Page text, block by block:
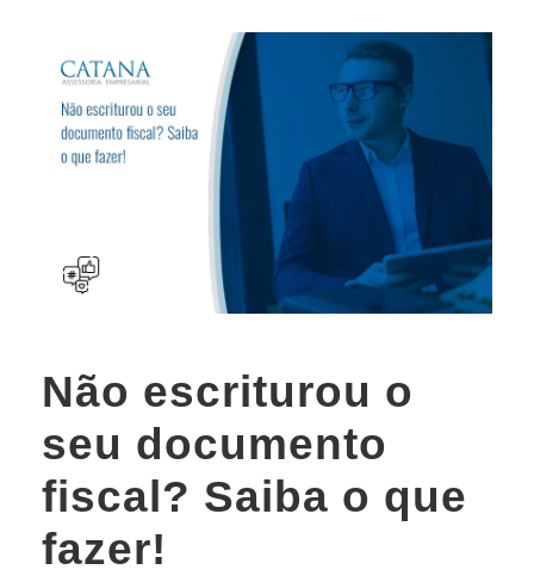
Não escriturou o
seu documento
fiscal? Saiba o que
fazer!